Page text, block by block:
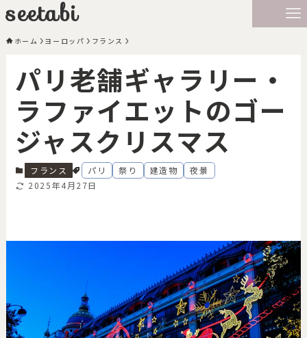
seetabi
ホーム ヨーロッパ フランス
パリ老舗ギャラリー・
ラファイエットのゴー
ジャスクリスマス
フランス パリ 祭り 建造物
夜景
2025年4月27日